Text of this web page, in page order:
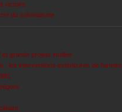
victoire
du colonialisme
et grands projets inutiles
: les interventions extérieures de l’armée